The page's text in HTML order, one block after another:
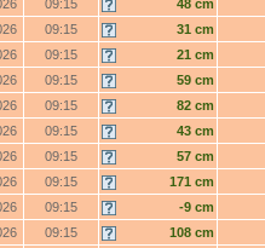
09:15 48 cm
09:15 31 cm
09:15 21 cm
09:15 59 cm
09:15 82 cm
09:15 43 cm
09:15 57 cm
09:15 171 cm
09:15 -9 cm
09:15 108 cm